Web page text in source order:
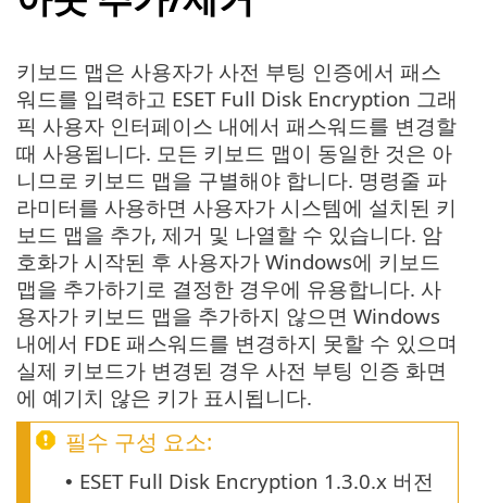
키보드 맵은 사용자가 사전 부팅 인증에서 패스
워드를 입력하고 ESET Full Disk Encryption 그래
픽 사용자 인터페이스 내에서 패스워드를 변경할
때 사용됩니다. 모든 키보드 맵이 동일한 것은 아
니므로 키보드 맵을 구별해야 합니다. 명령줄 파
라미터를 사용하면 사용자가 시스템에 설치된 키
보드 맵을 추가, 제거 및 나열할 수 있습니다. 암
호화가 시작된 후 사용자가 Windows에 키보드
맵을 추가하기로 결정한 경우에 유용합니다. 사
용자가 키보드 맵을 추가하지 않으면 Windows
내에서 FDE 패스워드를 변경하지 못할 수 있으며
실제 키보드가 변경된 경우 사전 부팅 인증 화면
에 예기치 않은 키가 표시됩니다.
필수 구성 요소:
• ESET Full Disk Encryption 1.3.0.x 버전